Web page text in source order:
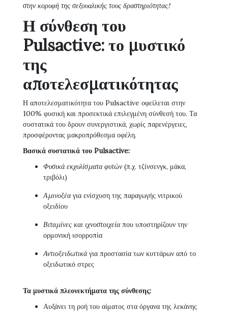
στην κορυφή της σεξουαλικής τους δραστηριότητας!
Η σύνθεση του
Pulsactive: το μυστικό
της
αποτελεσματικότητας
Η αποτελεσματικότητα του Pulsactive οφείλεται στην
100% φυσική και προσεκτικά επιλεγμένη σύνθεσή του. Τα
συστατικά του δρουν συνεργιστικά, χωρίς παρενέργειες,
προσφέροντας μακροπρόθεσμα οφέλη.
Βασικά συστατικά του Pulsactive:
Φυσικά εκχυλίσματα φυτών(π.χ. τζίνσενγκ, μάκα,
τριβόλι)
Αμινοξέαγια ενίσχυση της παραγωγής νιτρικού
οξειδίου
Βιταμίνες και ιχνοστοιχείαπου υποστηρίζουν την
ορμονική ισορροπία
Αντιοξειδωτικάγια προστασία των κυττάρων από το
οξειδωτικό στρες
Τα μυστικά πλεονεκτήματα της σύνθεσης:
Αυξάνει τη ροή του αίματος στα όργανα της λεκάνης